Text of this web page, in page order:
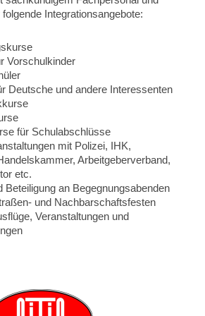
Integrationsangebote:
Vorschulkinder
Deutsche und andere Interessenten
für Schulabschlüsse
mit Polizei, IHK,
Arbeitgeberverband,
etc.
Beteiligung an Begegnungsabenden
und Nachbarschaftsfesten
Veranstaltungen und